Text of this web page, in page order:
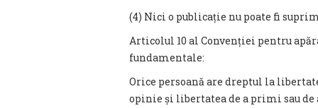
(4) Nici o publicație nu poate fi
Articolul 10 al Convenției pentru
fundamentale:
Orice persoană are dreptul la
opinie și libertatea de a primi sau